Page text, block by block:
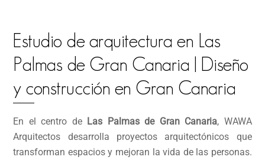
Estudio de arquitectura en Las
Palmas de Gran Canaria | Diseño
y construcción en Gran Canaria
En el centro de Las Palmas de Gran Canaria, WAWA
Arquitectos desarrolla proyectos arquitectónicos que
transforman espacios y mejoran la vida de las personas.